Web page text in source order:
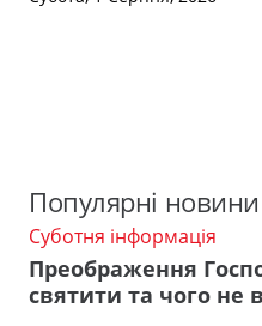
Популярні новини
Суботня інформація
Преображення
святити та чого не